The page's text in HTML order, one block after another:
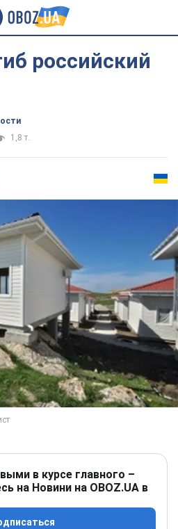
российский
1,8 т.
в курсе главного –
на Новини на OBOZ.UA в